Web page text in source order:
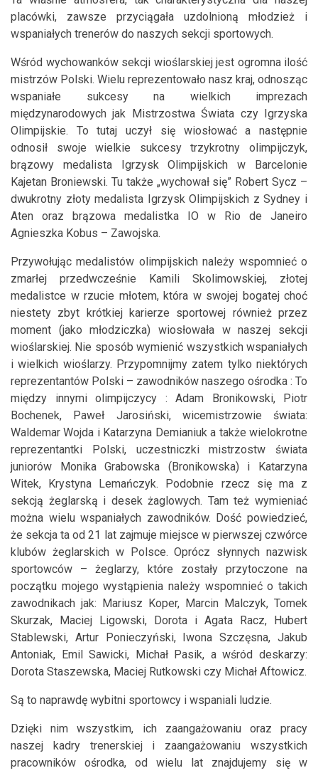
placówki, zawsze przyciągała uzdolnioną młodzież i
wspaniałych trenerów do naszych sekcji sportowych.
Wśród wychowanków sekcji wioślarskiej jest ogromna ilość
mistrzów Polski. Wielu reprezentowało nasz kraj, odnosząc
wspaniałe sukcesy na wielkich imprezach
międzynarodowych jak Mistrzostwa Świata czy Igrzyska
Olimpijskie. To tutaj uczył się wiosłować a następnie
odnosił swoje wielkie sukcesy trzykrotny olimpijczyk,
brązowy medalista Igrzysk Olimpijskich w Barcelonie
Kajetan Broniewski. Tu także „wychował się” Robert Sycz –
dwukrotny złoty medalista Igrzysk Olimpijskich z Sydney i
Aten oraz brązowa medalistka IO w Rio de Janeiro
Agnieszka Kobus – Zawojska.
Przywołując medalistów olimpijskich należy wspomnieć o
zmarłej przedwcześnie Kamili Skolimowskiej, złotej
medalistce w rzucie młotem, która w swojej bogatej choć
niestety zbyt krótkiej karierze sportowej również przez
moment (jako młodziczka) wiosłowała w naszej sekcji
wioślarskiej. Nie sposób wymienić wszystkich wspaniałych
i wielkich wioślarzy. Przypomnijmy zatem tylko niektórych
reprezentantów Polski – zawodników naszego ośrodka : To
między innymi olimpijczycy : Adam Bronikowski, Piotr
Bochenek, Paweł Jarosiński, wicemistrzowie świata:
Waldemar Wojda i Katarzyna Demianiuk a także wielokrotne
reprezentantki Polski, uczestniczki mistrzostw świata
juniorów Monika Grabowska (Bronikowska) i Katarzyna
Witek, Krystyna Lemańczyk. Podobnie rzecz się ma z
sekcją żeglarską i desek żaglowych. Tam też wymieniać
można wielu wspaniałych zawodników. Dość powiedzieć,
że sekcja ta od 21 lat zajmuje miejsce w pierwszej czwórce
klubów żeglarskich w Polsce. Oprócz słynnych nazwisk
sportowców – żeglarzy, które zostały przytoczone na
początku mojego wystąpienia należy wspomnieć o takich
zawodnikach jak: Mariusz Koper, Marcin Malczyk, Tomek
Skurzak, Maciej Ligowski, Dorota i Agata Racz, Hubert
Stablewski, Artur Ponieczyński, Iwona Szczęsna, Jakub
Antoniak, Emil Sawicki, Michał Pasik, a wśród deskarzy:
Dorota Staszewska, Maciej Rutkowski czy Michał Aftowicz.
Są to naprawdę wybitni sportowcy i wspaniali ludzie.
Dzięki nim wszystkim, ich zaangażowaniu oraz pracy
naszej kadry trenerskiej i zaangażowaniu wszystkich
pracowników ośrodka, od wielu lat znajdujemy się w